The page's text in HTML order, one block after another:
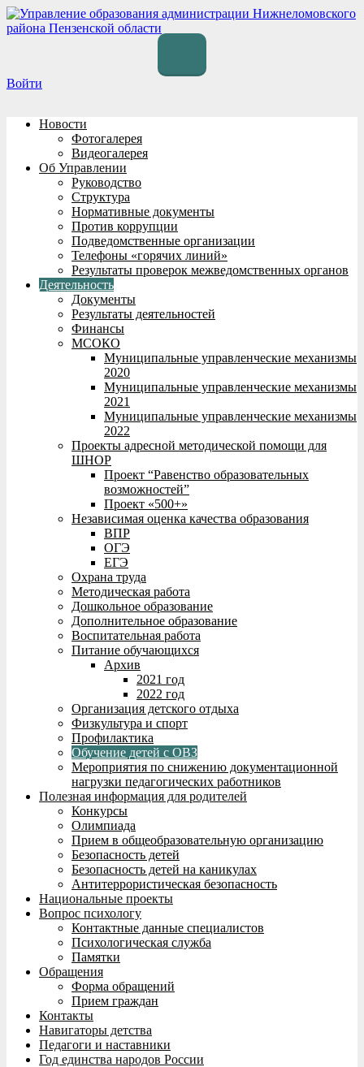
Перейти
к
Войти
Новости
Фотогалерея
Видеогалерея
Об Управлении
Руководство
Структура
Нормативные документы
Против коррупции
Подведомственные организации
Телефоны «горячих линий»
Результаты проверок межведомственных органов
Деятельность
Документы
Результаты деятельностей
Финансы
МСОКО
Муниципальные управленческие механизмы
2020
Муниципальные управленческие механизмы
2021
Муниципальные управленческие механизмы
2022
Проекты адресной методической помощи для
ШНОР
Проект “Равенство образовательных
возможностей”
Проект «500+»
Независимая оценка качества образования
ВПР
ОГЭ
ЕГЭ
Охрана труда
Методическая работа
Дошкольное образование
Дополнительное образование
Воспитательная работа
Питание обучающихся
Архив
2021 год
2022 год
Организация детского отдыха
Физкультура и спорт
Профилактика
Обучение детей с ОВЗ
Мероприятия по снижению документационной
нагрузки педагогических работников
Полезная информация для родителей
Конкурсы
Олимпиада
Прием в общеобразовательную организацию
Безопасность детей
Безопасность детей на каникулах
Антитеррористическая безопасность
Национальные проекты
Вопрос психологу
Контактные данные специалистов
Психологическая служба
Памятки
Обращения
Форма обращений
Прием граждан
Контакты
Навигаторы детства
Педагоги и наставники
Год единства народов России